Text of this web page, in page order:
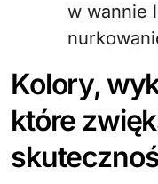
w wannie
Kolory,
które